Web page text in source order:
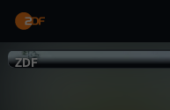
ZDF